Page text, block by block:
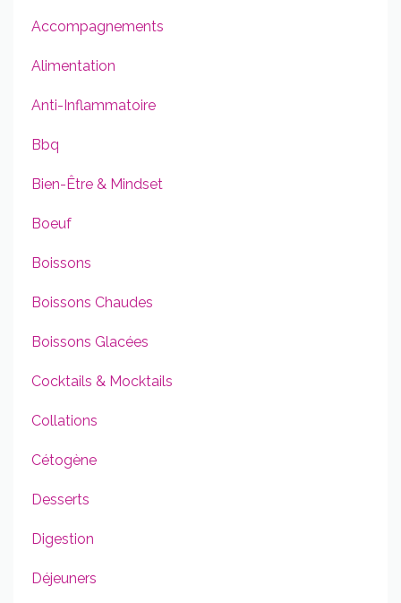
Accompagnements
Alimentation
Anti-Inflammatoire
Bbq
Bien-Être & Mindset
Boeuf
Boissons
Boissons Chaudes
Boissons Glacées
Cocktails & Mocktails
Collations
Cétogène
Desserts
Digestion
Déjeuners